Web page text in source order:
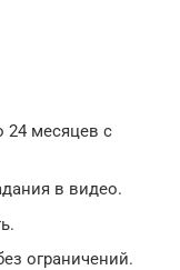
24 месяцев с
в видео.
ограничений.